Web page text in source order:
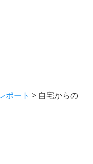
ポート > 自宅からの